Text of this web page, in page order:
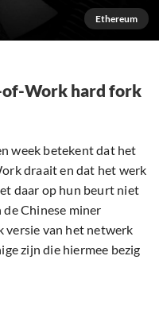
Ethereum
of-Work hard fork
week betekent dat het
draait en dat het werk
daar op hun beurt niet
Chinese miner
van het netwerk
zijn die hiermee bezig